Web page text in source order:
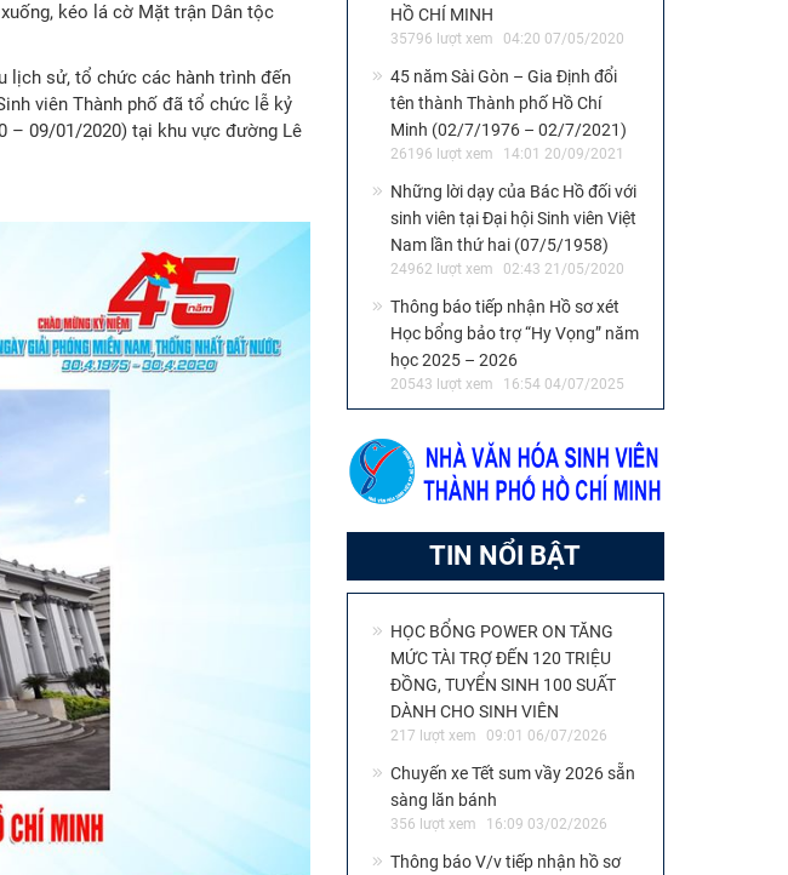
kéo lá cờ Mặt trận Dân tộc
lịch sử, tổ chức các hành trình đến
viên Thành phố đã tổ chức lễ kỷ
– 09/01/2020) tại khu vực đường Lê
HỒ CHÍ MINH
35796 lượt xem 04:20 07/05/2020
45 năm Sài Gòn – Gia Định đổi
tên thành Thành phố Hồ Chí
Minh (02/7/1976 – 02/7/2021)
26196 lượt xem 14:01 20/09/2021
Những lời dạy của Bác Hồ đối với
sinh viên tại Đại hội Sinh viên Việt
Nam lần thứ hai (07/5/1958)
24962 lượt xem 02:43 21/05/2020
Thông báo tiếp nhận Hồ sơ xét
Học bổng bảo trợ “Hy Vọng” năm
học 2025 – 2026
20543 lượt xem 16:54 04/07/2025
TIN NỔI BẬT
HỌC BỔNG POWER ON TĂNG
MỨC TÀI TRỢ ĐẾN 120 TRIỆU
ĐỒNG, TUYỂN SINH 100 SUẤT
DÀNH CHO SINH VIÊN
217 lượt xem 09:01 06/07/2026
Chuyến xe Tết sum vầy 2026 sẵn
sàng lăn bánh
356 lượt xem 16:09 03/02/2026
Thông báo V/v tiếp nhận hồ sơ